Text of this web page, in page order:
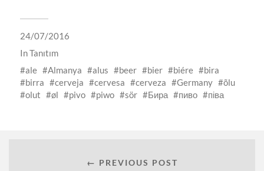
24/07/2016
InTanıtım
ale
Almanya alus beer bier biére
bira
birra
cerveja cervesa cerveza Germany
õlu
olut
øl pivo piwo sör Бира пиво піва
← PREVIOUS POST